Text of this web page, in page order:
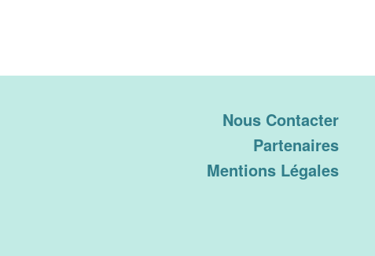
Nous Contacter
Partenaires
Mentions Légales